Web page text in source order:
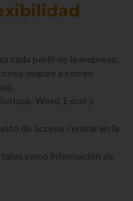
cada perfil de la empresa.
seguro a correo
Word, Excel y
de acceso central en la
como información de